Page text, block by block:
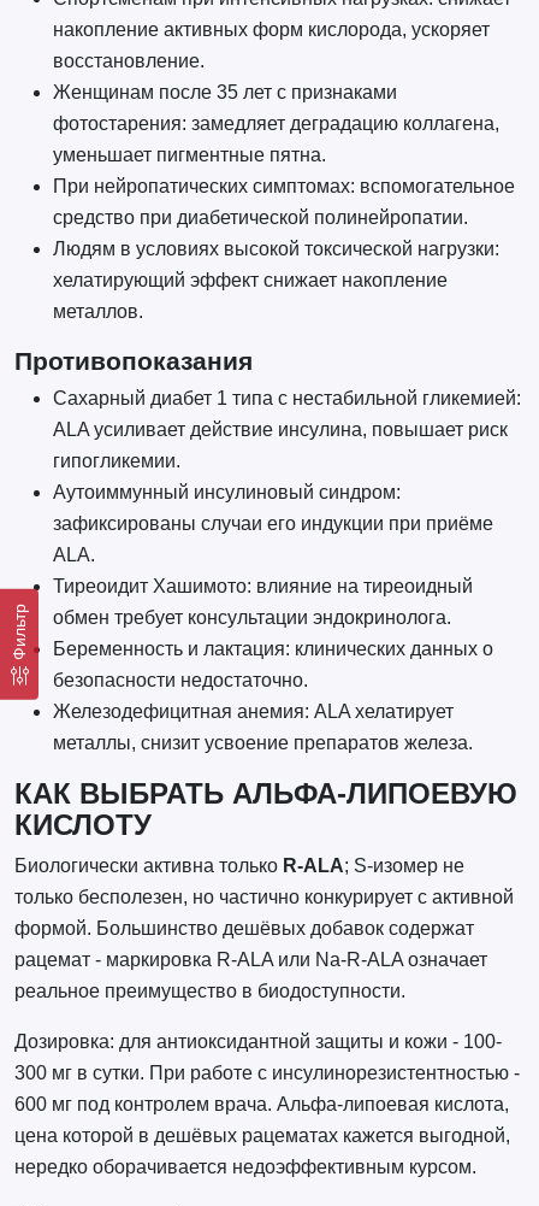
Фильтр
накопление активных форм кислорода, ускоряет
восстановление.
Женщинам после 35 лет с признаками
фотостарения: замедляет деградацию коллагена,
уменьшает пигментные пятна.
При нейропатических симптомах: вспомогательное
средство при диабетической полинейропатии.
Людям в условиях высокой токсической нагрузки:
хелатирующий эффект снижает накопление
металлов.
Противопоказания
Сахарный диабет 1 типа с нестабильной гликемией:
ALA усиливает действие инсулина, повышает риск
гипогликемии.
Аутоиммунный инсулиновый синдром:
зафиксированы случаи его индукции при приёме
ALA.
Тиреоидит Хашимото: влияние на тиреоидный
обмен требует консультации эндокринолога.
Беременность и лактация: клинических данных о
безопасности недостаточно.
Железодефицитная анемия: ALA хелатирует
металлы, снизит усвоение препаратов железа.
КАК ВЫБРАТЬ АЛЬФА-ЛИПОЕВУЮ
КИСЛОТУ
Биологически активна только R-ALA; S-изомер не
только бесполезен, но частично конкурирует с активной
формой. Большинство дешёвых добавок содержат
рацемат - маркировка R-ALA или Na-R-ALA означает
реальное преимущество в биодоступности.
Дозировка: для антиоксидантной защиты и кожи - 100-
300 мг в сутки. При работе с инсулинорезистентностью -
600 мг под контролем врача. Альфа-липоевая кислота,
цена которой в дешёвых рацематах кажется выгодной,
нередко оборачивается недоэффективным курсом.